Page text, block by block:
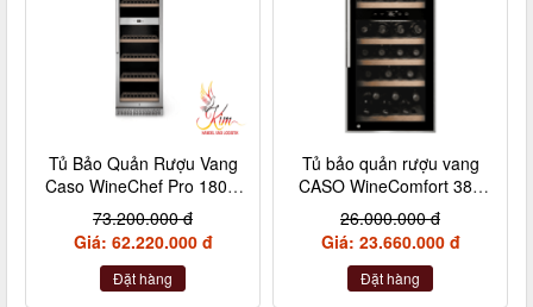
Tủ Bảo Quản Rượu Vang
Caso WineChef Pro 180 –
779
73.200.000 đ
Giá: 62.220.000 đ
Đặt hàng
Tủ bảo quản rượu vang
CASO WineComfort 38 -
653 màu đen
26.000.000 đ
Giá: 23.660.000 đ
Đặt hàng